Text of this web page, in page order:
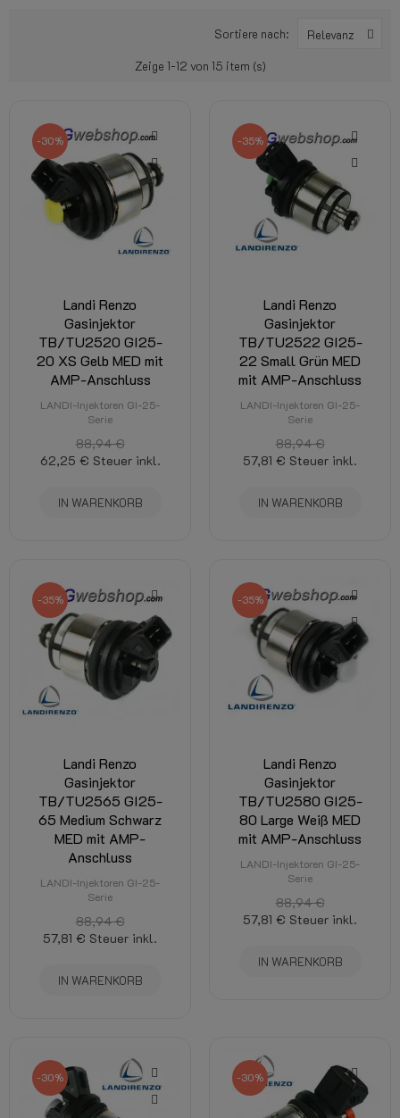
Sortiere nach: Relevanz
Zeige 1-12 von 15 item (s)
-30%
Landi Renzo
Gasinjektor
TB/TU2520 GI25-
20 XS Gelb MED mit
AMP-Anschluss
LANDI-Injektoren GI-25-
Serie
88,94 €
62,25 € Steuer inkl.
IN WARENKORB
-35%
Landi Renzo
Gasinjektor
TB/TU2522 GI25-
22 Small Grün MED
mit AMP-Anschluss
LANDI-Injektoren GI-25-
Serie
88,94 €
57,81 € Steuer inkl.
IN WARENKORB
-35%
Landi Renzo
Gasinjektor
TB/TU2565 GI25-
65 Medium Schwarz
MED mit AMP-
Anschluss
LANDI-Injektoren GI-25-
Serie
88,94 €
57,81 € Steuer inkl.
IN WARENKORB
-35%
Landi Renzo
Gasinjektor
TB/TU2580 GI25-
80 Large Weiß MED
mit AMP-Anschluss
LANDI-Injektoren GI-25-
Serie
88,94 €
57,81 € Steuer inkl.
IN WARENKORB
-30% -30%